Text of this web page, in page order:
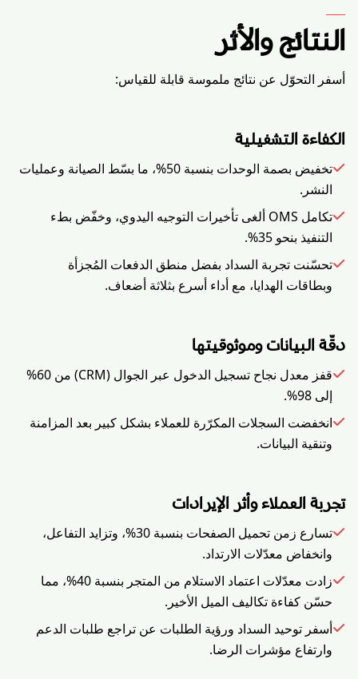
النتائج والأثر
أسفر التحوّل عن نتائج ملموسة قابلة للقياس:
الكفاءة التشغيلية
تخفيض بصمة الوحدات بنسبة 50%، ما بسّط الصيانة وعمليات
النشر.
تكامل OMS ألغى تأخيرات التوجيه اليدوي، وخفّض بطء
التنفيذ بنحو 35%.
تحسّنت تجربة السداد بفضل منطق الدفعات المُجزأة
وبطاقات الهدايا، مع أداء أسرع بثلاثة أضعاف.
دقّة البيانات وموثوقيتها
قفز معدل نجاح تسجيل الدخول عبر الجوال (CRM) من 60%
إلى 98%.
انخفضت السجلات المكرّرة للعملاء بشكل كبير بعد المزامنة
وتنقية البيانات.
تجربة العملاء وأثر الإيرادات
تسارع زمن تحميل الصفحات بنسبة 30%، وتزايد التفاعل،
وانخفاض معدّلات الارتداد.
زادت معدّلات اعتماد الاستلام من المتجر بنسبة 40%، مما
حسّن كفاءة تكاليف الميل الأخير.
أسفر توحيد السداد ورؤية الطلبات عن تراجع طلبات الدعم
وارتفاع مؤشرات الرضا.